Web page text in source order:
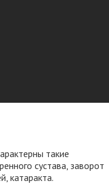
такие
сустава, заворот
катаракта.